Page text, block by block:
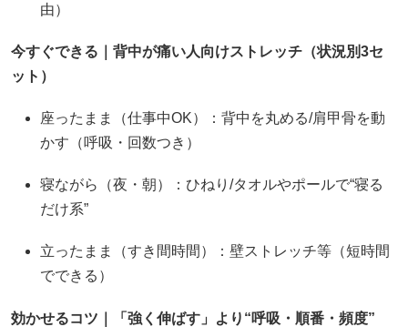
由）
今すぐできる｜背中が痛い人向けストレッチ（状況別3セ
ット）
座ったまま（仕事中OK）：背中を丸める/肩甲骨を動
かす（呼吸・回数つき）
寝ながら（夜・朝）：ひねり/タオルやポールで“寝る
だけ系”
立ったまま（すき間時間）：壁ストレッチ等（短時間
でできる）
効かせるコツ｜「強く伸ばす」より“呼吸・順番・頻度”